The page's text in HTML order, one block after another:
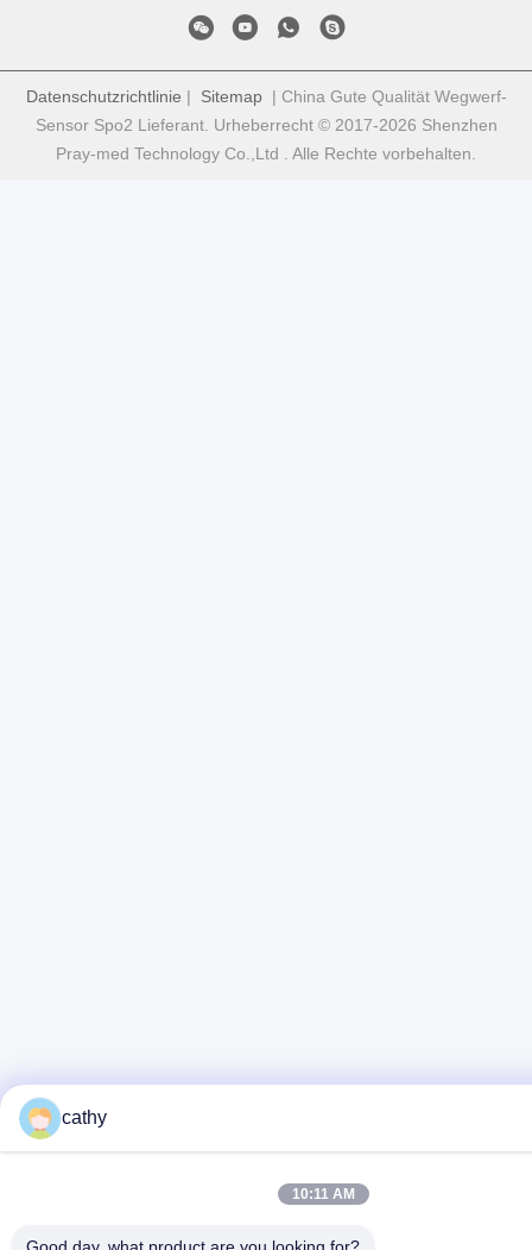
Datenschutzrichtlinie | Sitemap| China Gute Qualität Wegwerf-
Sensor Spo2 Lieferant. Urheberrecht © 2017-2026 Shenzhen
Pray-med Technology Co.,Ltd . Alle Rechte vorbehalten.
cathy
10:11 AM